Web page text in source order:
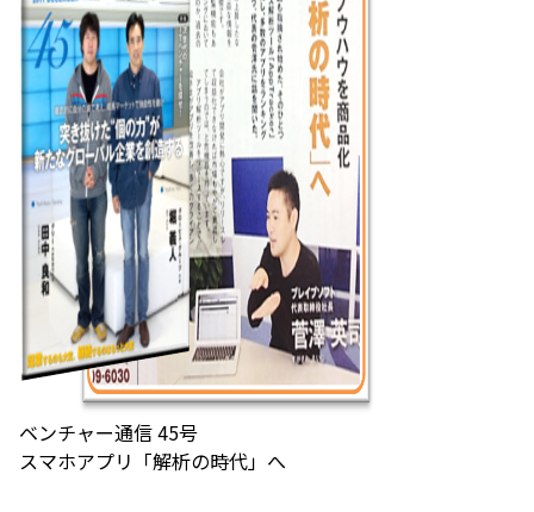
ベンチャー通信 45号
スマホアプリ「解析の時代」へ